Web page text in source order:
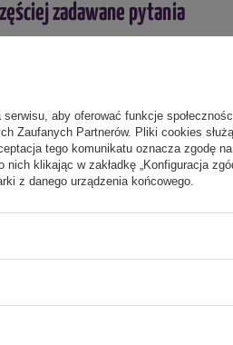
zadawane pytania
nam swoje pytanie odnośnie
tylko będzie to możliwe.
aby oferować funkcje
Zaufanych Partnerów. Pliki cookies
tego komunikatu oznacza zgodę
klikając w zakładkę „Konfiguracja
z danego urządzenia końcowego.